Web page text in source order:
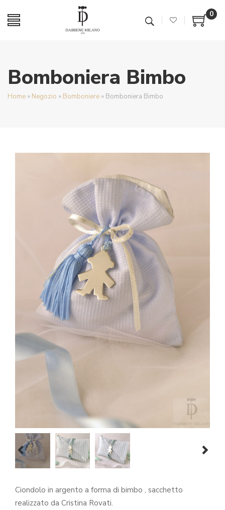
0
Bomboniera Bimbo
Home » Negozio » Bomboniere » Bomboniera Bimbo
Ciondolo in argento a forma di bimbo , sacchetto
realizzato da Cristina Rovati.